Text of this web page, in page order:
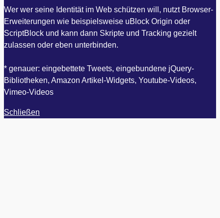
Wer wer seine Identität im Web schützen will, nutzt Browser-
Erweiterungen wie beispielsweise uBlock Origin oder
ScriptBlock und kann dann Skripte und Tracking gezielt
zulassen oder eben unterbinden.
* genauer: eingebettete Tweets, eingebundene jQuery-
Bibliotheken, Amazon Artikel-Widgets, Youtube-Videos,
Vimeo-Videos
Schließen